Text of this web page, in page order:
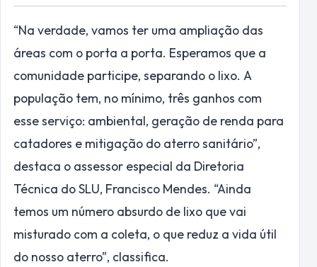
“Na verdade, vamos ter uma ampliação das
áreas com o porta a porta. Esperamos que a
comunidade participe, separando o lixo. A
população tem, no mínimo, três ganhos com
esse serviço: ambiental, geração de renda para
catadores e mitigação do aterro sanitário”,
destaca o assessor especial da Diretoria
Técnica do SLU, Francisco Mendes. “Ainda
temos um número absurdo de lixo que vai
misturado com a coleta, o que reduz a vida útil
do nosso aterro”, classifica.